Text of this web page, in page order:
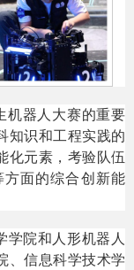
机器人大赛的重要
知识和工程实践的
化元素，考验队伍
面的综合创新能
学院和人形机器人
、信息科学技术学